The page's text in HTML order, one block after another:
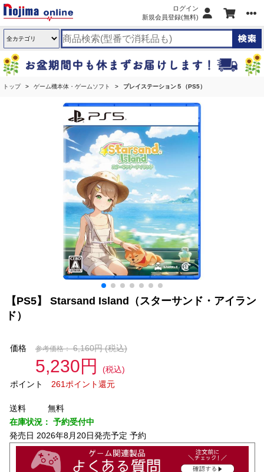
ログイン
新規会員登録(無料)
トップ ゲーム機本体・ゲームソフト プレイステーション５（PS5）
【PS5】 Starsand Island（スターサンド・アイラン
ド）
価格 参考価格： 6,160円(税込)
5,230円
(税込)
ポイント
261ポイント還元
送料
無料
在庫状況： 予約受付中
発売日 2026年8月20日発売予定 予約